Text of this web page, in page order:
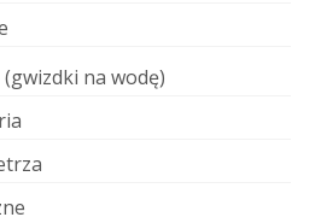
na wodę)